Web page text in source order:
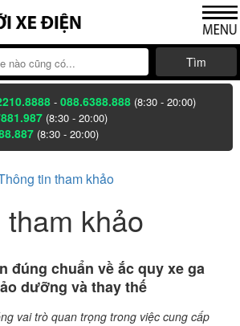
Tìm
-088.6388.888 (8:30 - 20:00)
(8:30 - 20:00)
(8:30 - 20:00)
tin tham khảo
khảo
đúng chuẩn về ắc quy xe ga
dưỡng và thay thế
vai trò quan trọng trong việc cung cấp